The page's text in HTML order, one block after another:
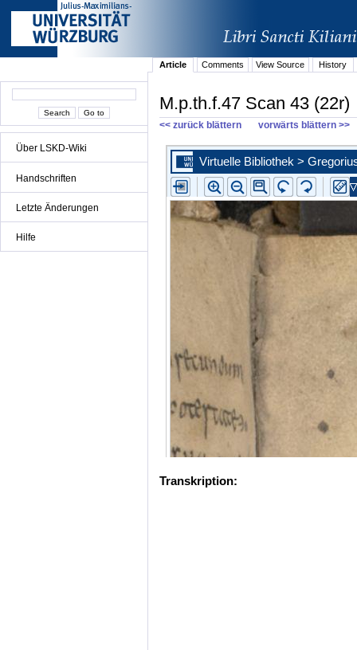
Über LSKD-Wiki
Handschriften
Letzte Änderungen
Hilfe
Article Comments View Source History
M.p.th.f.47 Scan 43 (22r)
<< zurück blättern vorwärts blättern >>
Transkription: